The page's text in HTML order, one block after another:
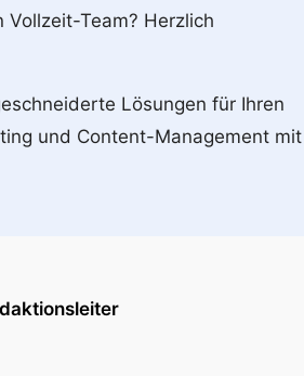
Team? Herzlich
Lösungen für Ihren
und Content-Management mit